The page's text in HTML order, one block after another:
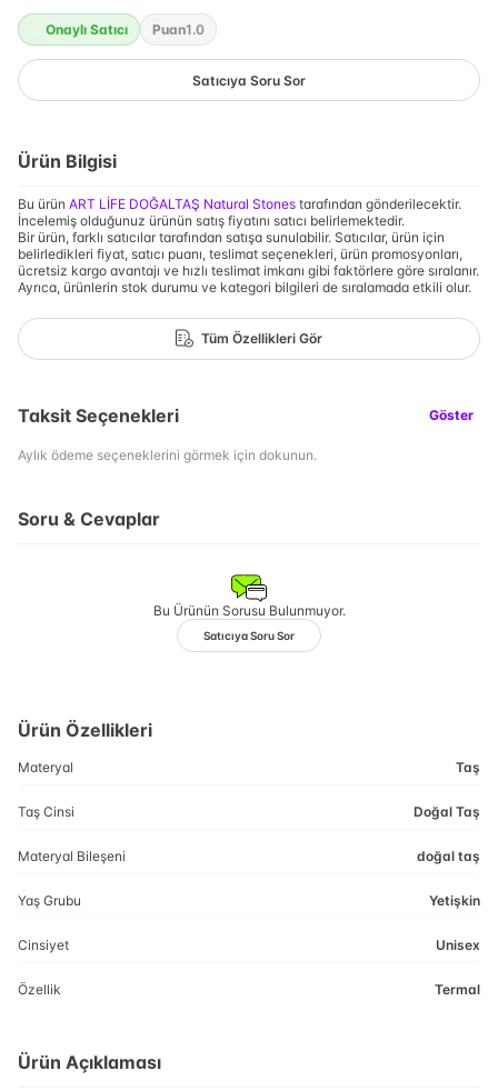
Onaylı Satıcı Puan1.0
Satıcıya Soru Sor
Ürün Bilgisi
Bu ürün ART LİFE DOĞALTAŞ Natural Stones tarafından gönderilecektir.
İncelemiş olduğunuz ürünün satış fiyatını satıcı belirlemektedir.
Bir ürün, farklı satıcılar tarafından satışa sunulabilir. Satıcılar, ürün için
belirledikleri fiyat, satıcı puanı, teslimat seçenekleri, ürün promosyonları,
ücretsiz kargo avantajı ve hızlı teslimat imkanı gibi faktörlere göre sıralanır.
Ayrıca, ürünlerin stok durumu ve kategori bilgileri de sıralamada etkili olur.
Tüm Özellikleri Gör
Taksit Seçenekleri Göster
Aylık ödeme seçeneklerini görmek için dokunun.
Soru & Cevaplar
Bu Ürünün Sorusu Bulunmuyor.
Satıcıya Soru Sor
Ürün Özellikleri
Materyal Taş
Taş Cinsi Doğal Taş
Materyal Bileşeni doğal taş
Yaş Grubu Yetişkin
Cinsiyet Unisex
Özellik Termal
Ürün Açıklaması